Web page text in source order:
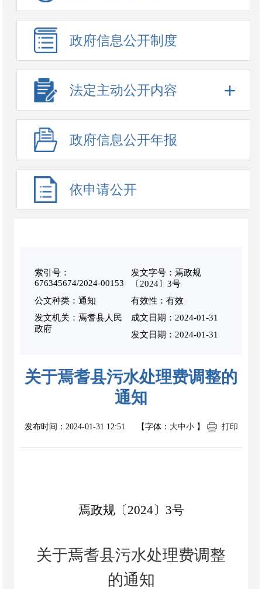
政府信息公开制度
法定主动公开内容
政府信息公开年报
依申请公开
索引号：
676345674/2024-00153
发文字号：焉政规
〔2024〕3号
公文种类：通知
有效性：有效
发文机关：焉耆县人民
政府
成文日期： 2024-01-31
发文日期：2024-01-31
关于焉耆县污水处理费调整的
通知
发布时间： 2024-01-31 12:51 【字体： 大中小】 打印
焉政规〔 2024〕 3号
关于焉耆县污水处理费调整
的通知